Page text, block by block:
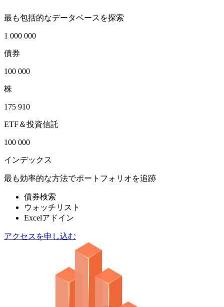
最も包括的なデータベースを探索
1 000 000
債券
100 000
株
175 910
ETF＆投資信託
100 000
インデックス
最も効率的な方法でポートフォリオを追跡
債券検索
ウォッチリスト
Excelアドイン
アクセスを申し込む